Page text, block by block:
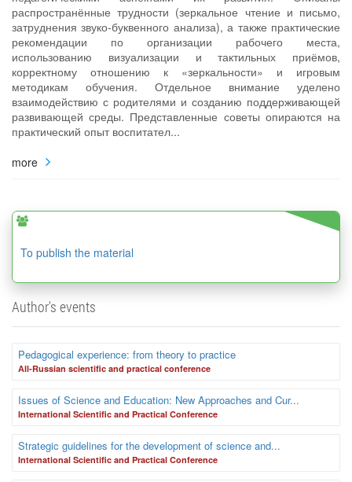
распространённые трудности (зеркальное чтение и письмо,
затруднения звуко-буквенного анализа), а также практические
рекомендации по организации рабочего места,
использованию визуализации и тактильных приёмов,
корректному отношению к «зеркальности» и игровым
методикам обучения. Отдельное внимание уделено
взаимодействию с родителями и созданию поддерживающей
развивающей среды. Представленные советы опираются на
практический опыт воспитател...
more
To publish the material
Author's events
Pedagogical experience: from theory to practice
Аll-Russian scientific and practical conference
Issues of Science and Education: New Approaches and Cur...
International Scientific and Practical Conference
Strategic guidelines for the development of science and...
International Scientific and Practical Conference